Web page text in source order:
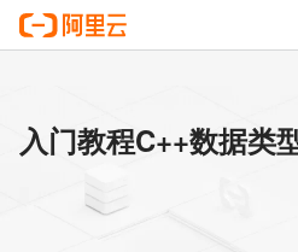
入门教程C++数据类